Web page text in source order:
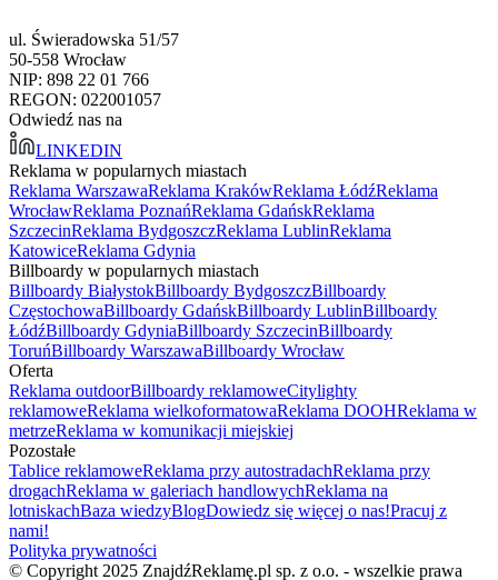
ul. Świeradowska 51/57
50-558 Wrocław
NIP: 898 22 01 766
REGON: 022001057
Odwiedź nas na
LINKEDIN
Reklama w popularnych miastach
Reklama WarszawaReklama KrakówReklama ŁódźReklama
WrocławReklama PoznańReklama GdańskReklama
SzczecinReklama BydgoszczReklama LublinReklama
KatowiceReklama Gdynia
Billboardy w popularnych miastach
Billboardy BiałystokBillboardy BydgoszczBillboardy
CzęstochowaBillboardy GdańskBillboardy LublinBillboardy
ŁódźBillboardy GdyniaBillboardy SzczecinBillboardy
ToruńBillboardy WarszawaBillboardy Wrocław
Oferta
Reklama outdoorBillboardy reklamoweCitylighty
reklamoweReklama wielkoformatowaReklama DOOHReklama w
metrzeReklama w komunikacji miejskiej
Pozostałe
Tablice reklamoweReklama przy autostradachReklama przy
drogachReklama w galeriach handlowychReklama na
lotniskachBaza wiedzyBlogDowiedz się więcej o nas!Pracuj z
nami!
Polityka prywatności
© Copyright 2025 ZnajdźReklamę.pl sp. z o.o. - wszelkie prawa